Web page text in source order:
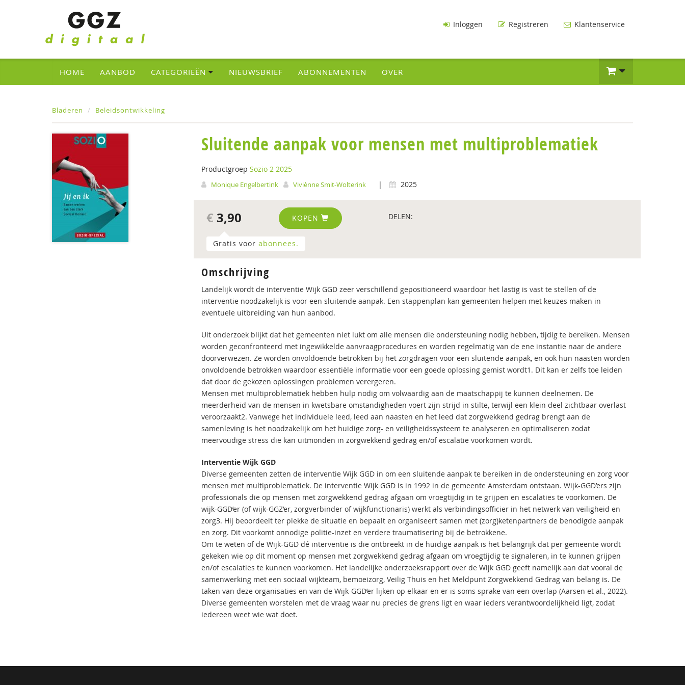
Inloggen Registreren Klantenservice
HOME AANBOD CATEGORIEËN NIEUWSBRIEF ABONNEMENTEN OVER
Bladeren Beleidsontwikkeling
Sluitende aanpak voor mensen met multiproblematiek
Productgroep Sozio 2 2025
Monique Engelbertink Viviènne Smit-Wolterink | 2025
€ 3,90 KOPEN DELEN:
Gratis voor abonnees.
Omschrijving
Landelijk wordt de interventie Wijk GGD zeer verschillend gepositioneerd waardoor het lastig is vast te stellen of de
interventie noodzakelijk is voor een sluitende aanpak. Een stappenplan kan gemeenten helpen met keuzes maken in
eventuele uitbreiding van hun aanbod.
Uit onderzoek blijkt dat het gemeenten niet lukt om alle mensen die ondersteuning nodig hebben, tijdig te bereiken. Mensen
worden geconfronteerd met ingewikkelde aanvraagprocedures en worden regelmatig van de ene instantie naar de andere
doorverwezen. Ze worden onvoldoende betrokken bij het zorgdragen voor een sluitende aanpak, en ook hun naasten worden
onvoldoende betrokken waardoor essentiële informatie voor een goede oplossing gemist wordt1. Dit kan er zelfs toe leiden
dat door de gekozen oplossingen problemen verergeren.
Mensen met multiproblematiek hebben hulp nodig om volwaardig aan de maatschappij te kunnen deelnemen. De
meerderheid van de mensen in kwetsbare omstandigheden voert zijn strijd in stilte, terwijl een klein deel zichtbaar overlast
veroorzaakt2. Vanwege het individuele leed, leed aan naasten en het leed dat zorgwekkend gedrag brengt aan de
samenleving is het noodzakelijk om het huidige zorg- en veiligheidssysteem te analyseren en optimaliseren zodat
meervoudige stress die kan uitmonden in zorgwekkend gedrag en/of escalatie voorkomen wordt.
Interventie Wijk GGD
Diverse gemeenten zetten de interventie Wijk GGD in om een sluitende aanpak te bereiken in de ondersteuning en zorg voor
mensen met multiproblematiek. De interventie Wijk GGD is in 1992 in de gemeente Amsterdam ontstaan. Wijk-GGD’ers zijn
professionals die op mensen met zorgwekkend gedrag afgaan om vroegtijdig in te grijpen en escalaties te voorkomen. De
wijk-GGD’er (of wijk-GGZ’er, zorgverbinder of wijkfunctionaris) werkt als verbindingsofficier in het netwerk van veiligheid en
zorg3. Hij beoordeelt ter plekke de situatie en bepaalt en organiseert samen met (zorg)ketenpartners de benodigde aanpak
en zorg. Dit voorkomt onnodige politie-inzet en verdere traumatisering bij de betrokkene.
Om te weten of de Wijk-GGD dé interventie is die ontbreekt in de huidige aanpak is het belangrijk dat per gemeente wordt
gekeken wie op dit moment op mensen met zorgwekkend gedrag afgaan om vroegtijdig te signaleren, in te kunnen grijpen
en/of escalaties te kunnen voorkomen. Het landelijke onderzoeksrapport over de Wijk GGD geeft namelijk aan dat vooral de
samenwerking met een sociaal wijkteam, bemoeizorg, Veilig Thuis en het Meldpunt Zorgwekkend Gedrag van belang is. De
taken van deze organisaties en van de Wijk-GGD’er lijken op elkaar en er is soms sprake van een overlap (Aarsen et al., 2022).
Diverse gemeenten worstelen met de vraag waar nu precies de grens ligt en waar ieders verantwoordelijkheid ligt, zodat
iedereen weet wie wat doet.